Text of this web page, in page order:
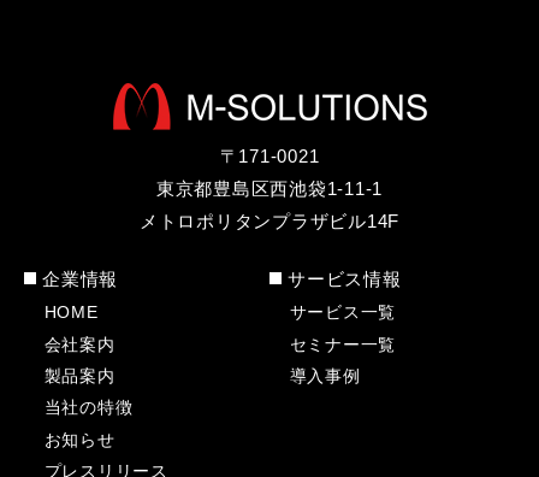
〒171-0021
東京都豊島区西池袋1-11-1
メトロポリタンプラザビル14F
企業情報
HOME
会社案内
製品案内
当社の特徴
お知らせ
プレスリリース
サービス情報
サービス一覧
セミナー一覧
導入事例